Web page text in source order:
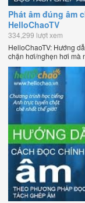
Phát âm đúng âm
HelloChaoTV
334,299 lượt xem
HelloChaoTV: Hướng
chặn hơi/nghẹn hơi mà
chúng nằm ở cuối từ.
lập HelloChao.vn -
thế giới.